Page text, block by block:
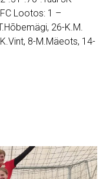
Lootos: 1 –
26-K.M.
8-M.Mäeots, 14-